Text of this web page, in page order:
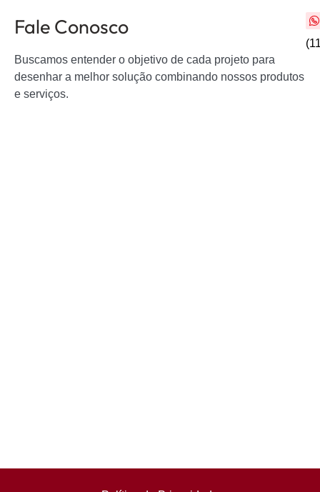
Fale Conosco
Buscamos entender o objetivo de cada projeto para
desenhar a melhor solução combinando nossos produtos
e serviços.